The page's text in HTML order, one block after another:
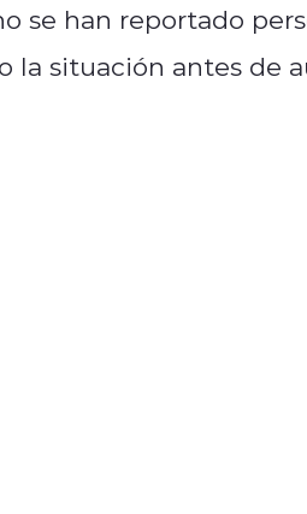
se han reportado
la situación antes de